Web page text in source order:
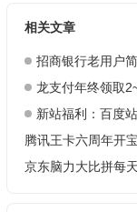
相关文章
招商银行老用户
龙支付年终领取
新站福利：百度
腾讯王卡六周年开
京东脑力大比拼每